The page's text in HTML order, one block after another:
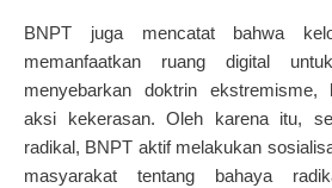
BNPT juga mencatat bahwa
memanfaatkan ruang digital
menyebarkan doktrin ekstremisme,
aksi kekerasan. Oleh karena itu,
radikal, BNPT aktif melakukan
masyarakat tentang bahaya